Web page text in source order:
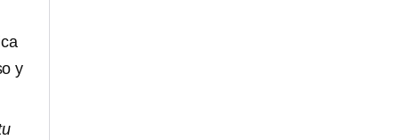
y